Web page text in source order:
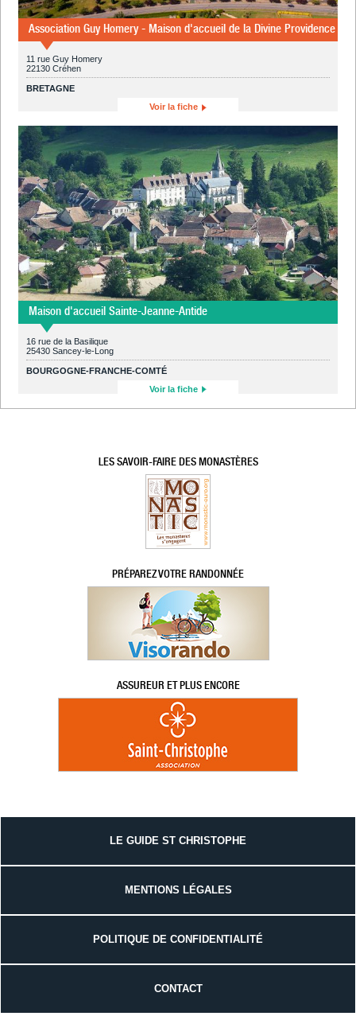
Association Guy Homery - Maison d'accueil de la Divine Providence
11 rue Guy Homery
22130 Créhen
BRETAGNE
Voir la fiche
Maison d'accueil Sainte-Jeanne-Antide
16 rue de la Basilique
25430 Sancey-le-Long
BOURGOGNE-FRANCHE-COMTÉ
Voir la fiche
LES SAVOIR-FAIRE DES MONASTÈRES
PRÉPAREZ VOTRE RANDONNÉE
ASSUREUR ET PLUS ENCORE
LE GUIDE ST CHRISTOPHE
MENTIONS LÉGALES
POLITIQUE DE CONFIDENTIALITÉ
CONTACT